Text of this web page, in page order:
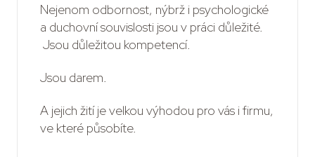
Nejenom odbornost, nýbrž i psychologické
a duchovní souvislosti jsou v práci důležité.
Jsou důležitou kompetencí.
Jsou darem.
A jejich žití je velkou výhodou pro vás i firmu,
ve které působíte.